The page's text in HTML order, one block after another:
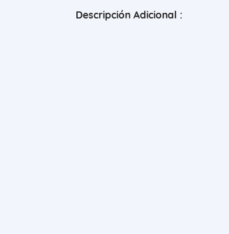
Descripción Adicional :